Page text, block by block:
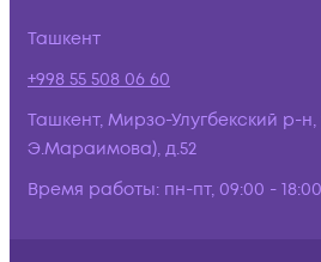
Ташкент
+998 55 508 06 60
Ташкент, Мирзо-Улугбекский р-
Э.Мараимова), д.52
Время работы: пн-пт, 09:00 - 18:00